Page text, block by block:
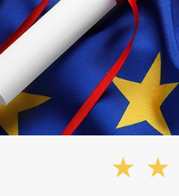
★ ★